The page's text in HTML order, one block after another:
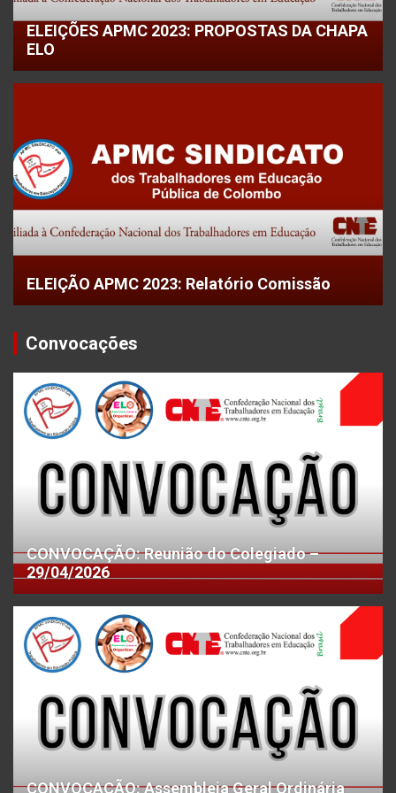
ELEIÇÕES APMC 2023: PROPOSTAS DA CHAPA
ELO
ELEIÇÃO APMC 2023: Relatório Comissão
Convocações
CONVOCAÇÃO: Reunião do Colegiado –
29/04/2026
CONVOCAÇÃO: Assembleia Geral Ordinária